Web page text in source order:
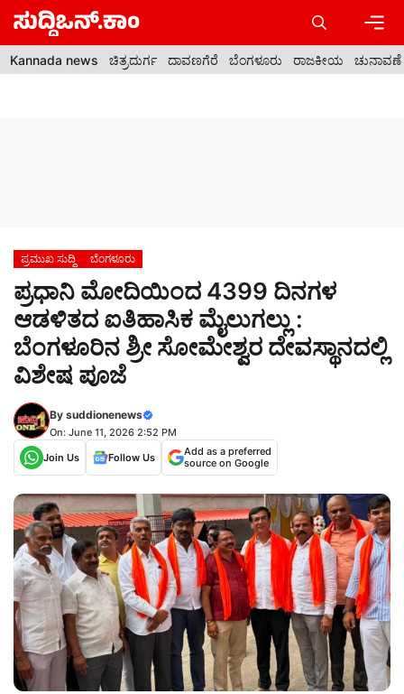
Skip
content
Kannada news ಚಿತ್ರದುರ್ಗ ದಾವಣಗೆರೆ ಬೆಂಗಳೂರು ರಾಜಕೀಯ ಚುನಾವಣೆ
ಪ್ರಮುಖ ಸುದ್ದಿ ಬೆಂಗಳೂರು
ಪ್ರಧಾನಿ ಮೋದಿಯಿಂದ 4399 ದಿನಗಳ
ಆಡಳಿತದ ಐತಿಹಾಸಿಕ ಮೈಲುಗಲ್ಲು :
ಬೆಂಗಳೂರಿನ ಶ್ರೀ ಸೋಮೇಶ್ವರ ದೇವಸ್ಥಾನದಲ್ಲಿ
ವಿಶೇಷ ಪೂಜೆ
By suddionenews
On: June 11, 2026 2:52 PM
Join Us
Follow Us
Add as a preferred
source on Google